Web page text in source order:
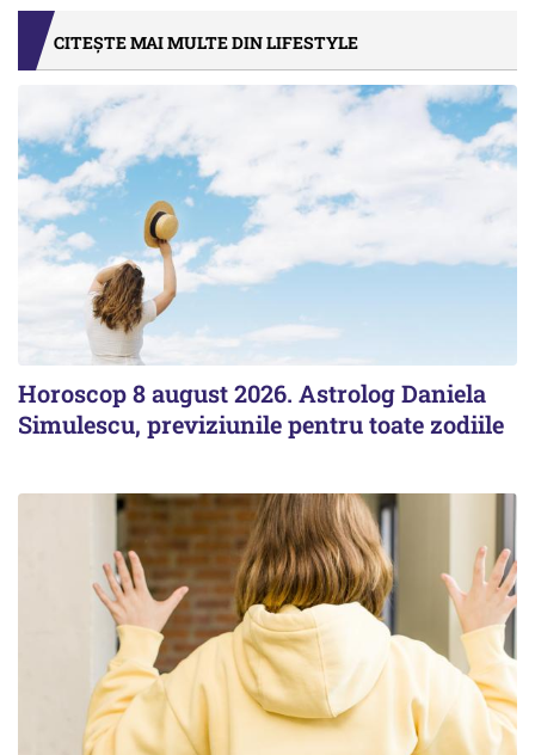
CITEȘTE MAI MULTE DIN LIFESTYLE
Horoscop 8 august 2026. Astrolog Daniela
Simulescu, previziunile pentru toate zodiile